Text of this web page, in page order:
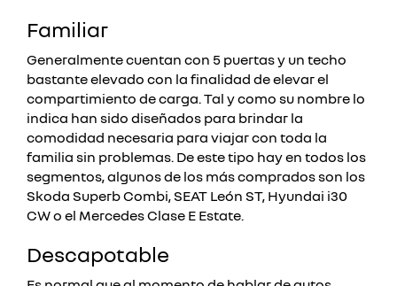
Familiar
Generalmente cuentan con 5 puertas y un techo
bastante elevado con la finalidad de elevar el
compartimiento de carga. Tal y como su nombre lo
indica han sido diseñados para brindar la
comodidad necesaria para viajar con toda la
familia sin problemas. De este tipo hay en todos los
segmentos, algunos de los más comprados son los
Skoda Superb Combi, SEAT León ST, Hyundai i30
CW o el Mercedes Clase E Estate.
Descapotable